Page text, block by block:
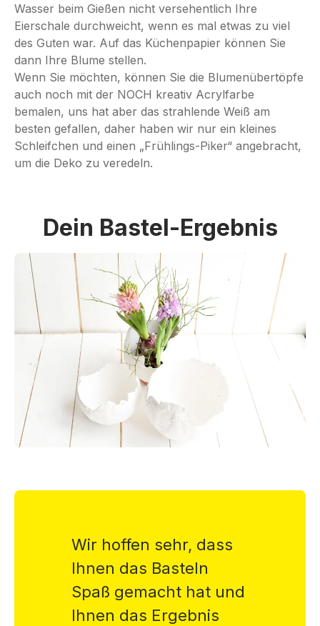
Wasser beim Gießen nicht versehentlich Ihre
Eierschale durchweicht, wenn es mal etwas zu viel
des Guten war. Auf das Küchenpapier können Sie
dann Ihre Blume stellen.
Wenn Sie möchten, können Sie die Blumenübertöpfe
auch noch mit der NOCH kreativ Acrylfarbe
bemalen, uns hat aber das strahlende Weiß am
besten gefallen, daher haben wir nur ein kleines
Schleifchen und einen „Frühlings-Piker“ angebracht,
um die Deko zu veredeln.
Dein Bastel-Ergebnis
Wir hoffen sehr, dass
Ihnen das Basteln
Spaß gemacht hat und
Ihnen das Ergebnis